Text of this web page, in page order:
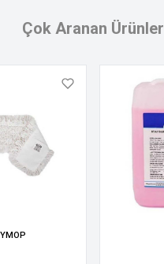
Çok Aranan Ürünler